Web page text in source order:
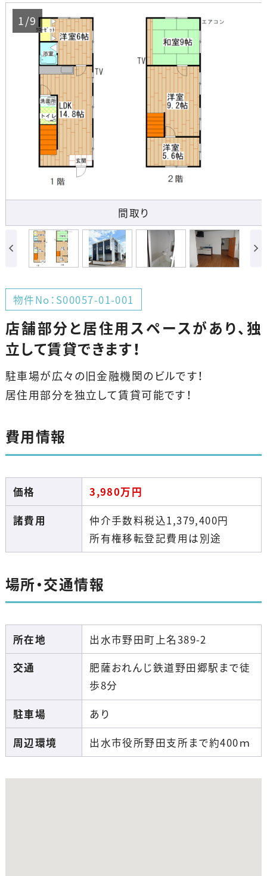
物件No：S00057-01-001
店舗部分と居住用スペースがあり、独
立して賃貸できます！
駐車場が広々の旧金融機関のビルです！
居住用部分を独立して賃貸可能です！
間取り
1/9
費用情報
価格 3,980万円
諸費用
仲介手数料税込1,379,400円
所有権移転登記費用は別途
場所・交通情報
所在地
出水市野田町上名389-2
交通
肥薩おれんじ鉄道野田郷駅まで徒
歩8分
駐車場
あり
周辺環境
出水市役所野田支所まで約400ｍ